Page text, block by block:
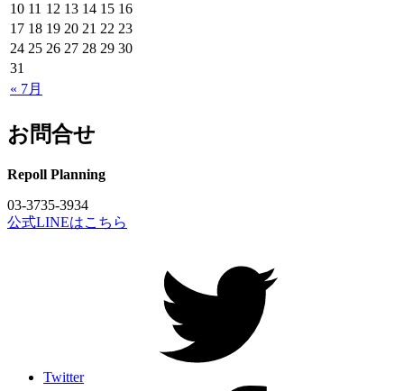
« 7月
10 11 12 13 14 15 16
17 18 19 20 21 22 23
24 25 26 27 28 29 30
31
お問合せ
Repoll Planning
03-3735-3934
公式LINEはこちら
Twitter